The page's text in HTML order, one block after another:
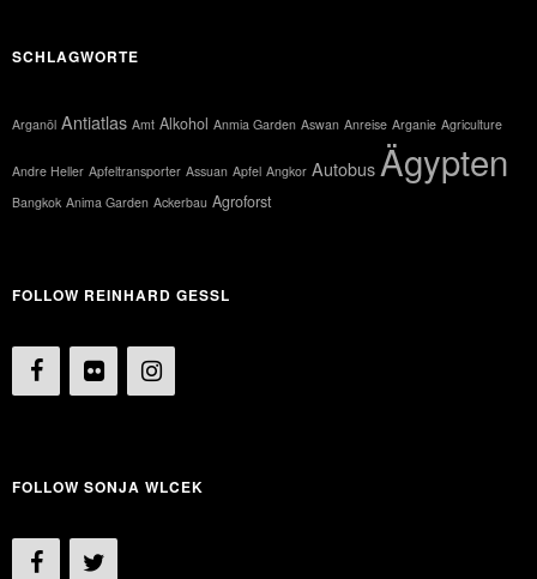
SCHLAGWORTE
Arganöl Antiatlas Amt Alkohol Anmia Garden Aswan Anreise Arganie Agriculture
Andre Heller Apfeltransporter Assuan Apfel Angkor Autobus Ägypten
Bangkok Anima Garden Ackerbau Agroforst
FOLLOW REINHARD GESSL
FOLLOW SONJA WLCEK